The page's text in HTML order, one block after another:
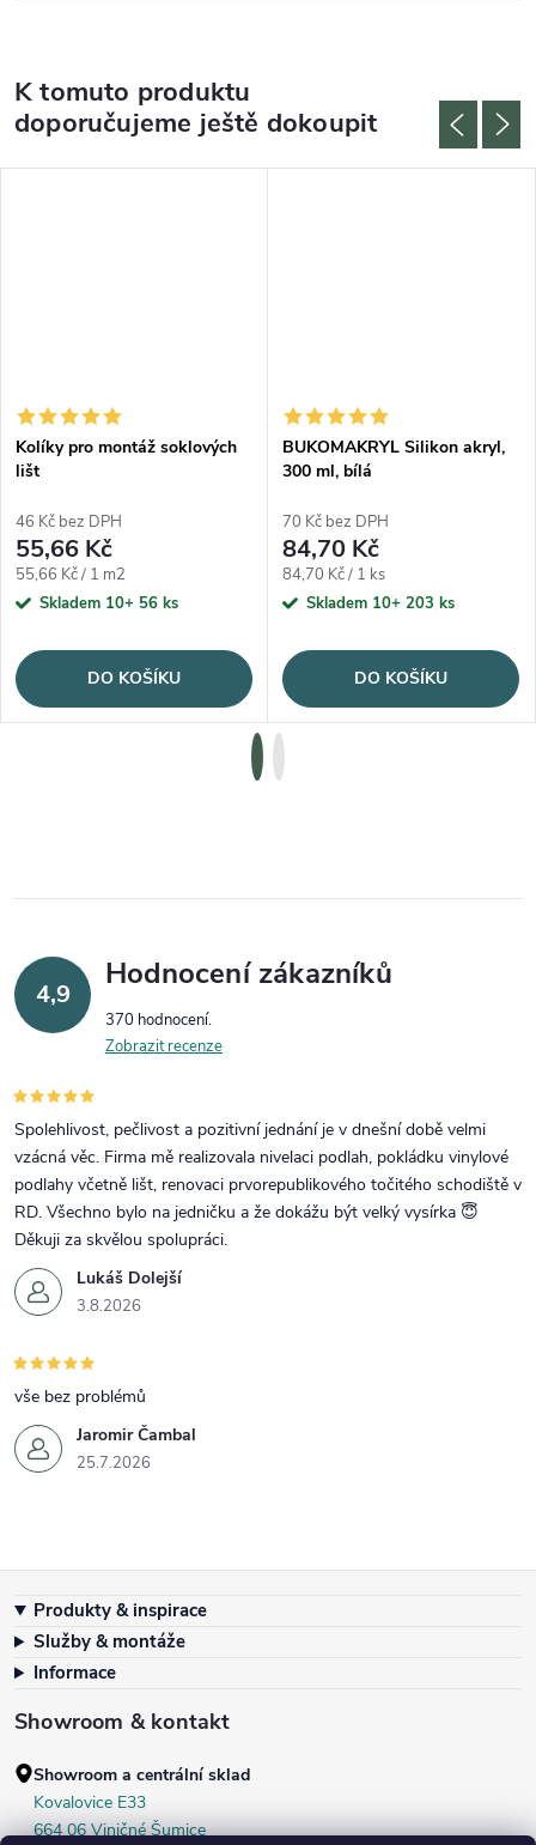
K tomuto produktu
doporučujeme ještě dokoupit
Kolíky pro montáž soklových
lišt
46 Kč bez DPH
55,66 Kč
Měrná cena:
55,66 Kč / 1 m2
Skladem 10+ 56 ks
DO KOŠÍKU
BUKOMAKRYL Silikon akryl,
300 ml, bílá
70 Kč bez DPH
84,70 Kč
Měrná cena:
84,70 Kč / 1 ks
Skladem 10+ 203 ks
DO KOŠÍKU
4,9
Hodnocení zákazníků
370 hodnocení
Zobrazit recenze
Lukáš Dolejší
3.8.2026
Spolehlivost, pečlivost a pozitivní jednání je v dnešní době velmi
vzácná věc. Firma mě realizovala nivelaci podlah, pokládku vinylové
podlahy včetně lišt, renovaci prvorepublikového točitého schodiště v
RD. Všechno bylo na jedničku a že dokážu být velký vysírka 😇
Děkuji za skvělou spolupráci.
Jaromir Čambal
25.7.2026
vše bez problémů
Produkty & inspirace
Služby & montáže
Informace
Showroom & kontakt
Showroom a centrální sklad
Kovalovice E33
664 06 Viničné Šumice